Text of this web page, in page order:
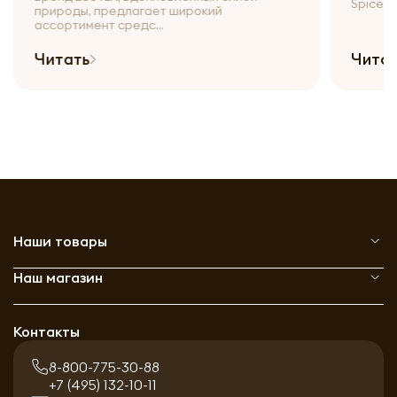
природы, предлагает широкий
ассортимент средс...
Читать
Spices
Наши товары
Наш магазин
Контакты
8-800-775-30-88
+7 (495) 132-10-11